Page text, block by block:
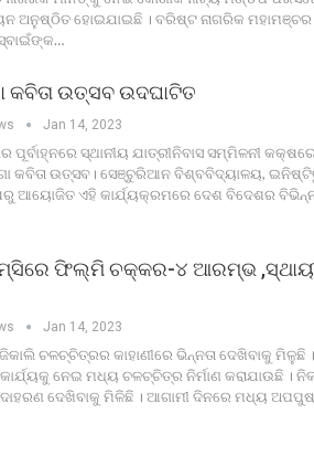
ଅନୁଷ୍ଠିତ ହୋଇଯାଇଛି । ବରିଷ୍ଟ ନାଗରିକ
କବିତା ଉତ୍ସବ ଉଦଘାଟିତ
Jan 14, 2023
ପୂର୍ବାହ୍ନରେ ସ୍ଥାନୀୟ ଯାତ୍ରୀନିବାସ ସମ୍ମିଳନୀ
କବିତା ଉତ୍ସବ। ସେଞ୍ଚୁରିଆନ ବିଶ୍ବବିଦ୍ୟାଳୟ,
ଆୟୋଜିତ ଏହି କାର୍ଯ୍ୟକ୍ରମରେ ଦେଶ ବିଦେଶର
ଫିଲ୍ମି ଚକ୍କର-୪ ଆରମ୍ଭ
Jan 14, 2023
ଚଳଚ୍ଚିତ୍ରର କାହାଣୀରେ ଭିନ୍ନତା ଦେଖିବାକୁ
ନେଇ ମଧ୍ୟ ଚଳଚ୍ଚିତ୍ର ନିର୍ମାଣ କରାଯାଉଛି ।
ଦେଖିବାକୁ ମିଳିଛି । ଆଗାମୀ ଦିନରେ ମଧ୍ୟ